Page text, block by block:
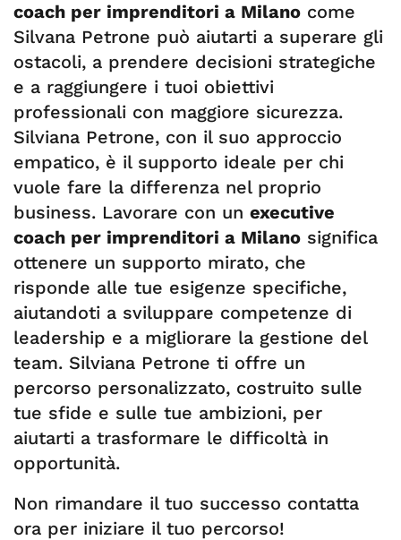
coach per imprenditori a Milano come
Silvana Petrone può aiutarti a superare gli
ostacoli, a prendere decisioni strategiche
e a raggiungere i tuoi obiettivi
professionali con maggiore sicurezza.
Silviana Petrone, con il suo approccio
empatico, è il supporto ideale per chi
vuole fare la differenza nel proprio
business. Lavorare con un executive
coach per imprenditori a Milano significa
ottenere un supporto mirato, che
risponde alle tue esigenze specifiche,
aiutandoti a sviluppare competenze di
leadership e a migliorare la gestione del
team. Silviana Petrone ti offre un
percorso personalizzato, costruito sulle
tue sfide e sulle tue ambizioni, per
aiutarti a trasformare le difficoltà in
opportunità.
Non rimandare il tuo successo contatta
ora per iniziare il tuo percorso!